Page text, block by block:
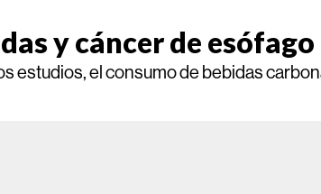
y cáncer de esófago
estudios, el consumo de bebidas